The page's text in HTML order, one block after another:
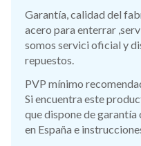
Garantía, calidad del
acero para enterrar
somos servici oficial y
repuestos.
PVP mínimo
Si encuentra este
que dispone de
en España e